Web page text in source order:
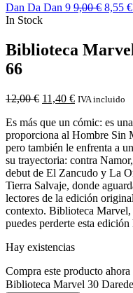
Dan Da Dan 9 9,00€ 8,55 €
In Stock
Biblioteca
66
12,00€ 11,40 € IVA incluido
Es más que un cómic: es
proporciona al Hombre Sin
pero también le enfrenta a
su trayectoria: contra
debut de El Zancudo y La
Tierra Salvaje, donde
lectores de la edición
contexto. Biblioteca
puedes perderte esta
Hay existencias
Compra este producto ahora
Biblioteca Marvel 30